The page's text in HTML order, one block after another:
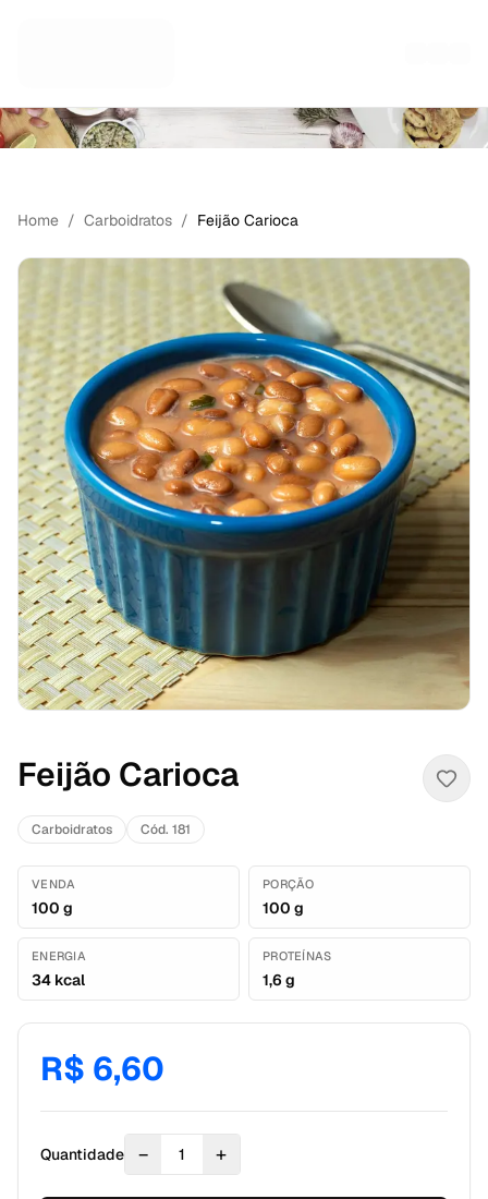
Home / Carboidratos / Feijão Carioca
Feijão Carioca
Carboidratos Cód. 181
VENDA
100 g
PORÇÃO
100 g
ENERGIA
34 kcal
PROTEÍNAS
1,6 g
R$ 6,60
Quantidade − 1 +